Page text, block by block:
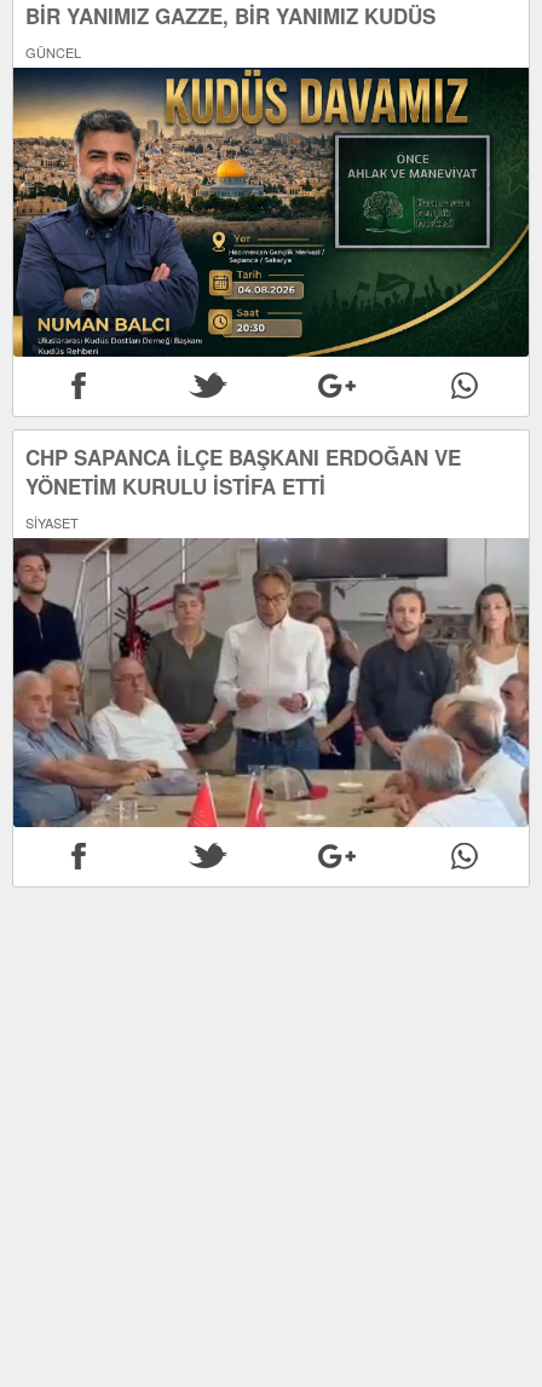
BİR YANIMIZ GAZZE, BİR YANIMIZ KUDÜS
GÜNCEL
CHP SAPANCA İLÇE BAŞKANI ERDOĞAN VE
YÖNETİM KURULU İSTİFA ETTİ
SİYASET